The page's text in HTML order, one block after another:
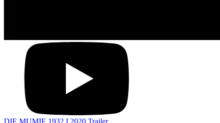
DIE MUMIE 1932 I 2020 Trailer